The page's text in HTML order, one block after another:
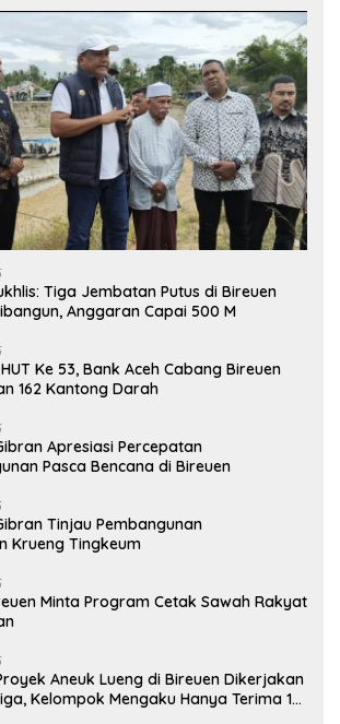
Tiga Jembatan Putus di Bireuen
Anggaran Capai 500 M
Ke 53, Bank Aceh Cabang Bireuen
162 Kantong Darah
Apresiasi Percepatan
Pasca Bencana di Bireuen
Tinjau Pembangunan
Krueng Tingkeum
Minta Program Cetak Sawah Rakyat
Aneuk Lueng di Bireuen Dikerjakan
Kelompok Mengaku Hanya Terima 10